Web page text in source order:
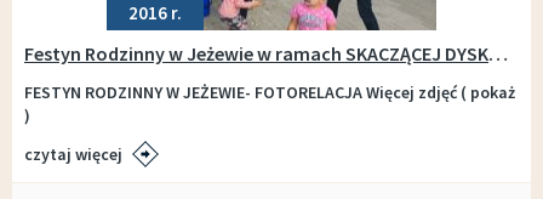
2016
Festyn Rodzinny w Jeżewie w ramach SKACZĄCEJ DYSKOTEKI
FESTYN RODZINNY W JEŻEWIE- FOTORELACJA Więcej zdjęć ( pokaż
)
czytaj więcej